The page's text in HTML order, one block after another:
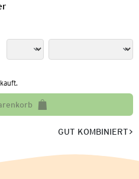
GUT KOMBINIERT